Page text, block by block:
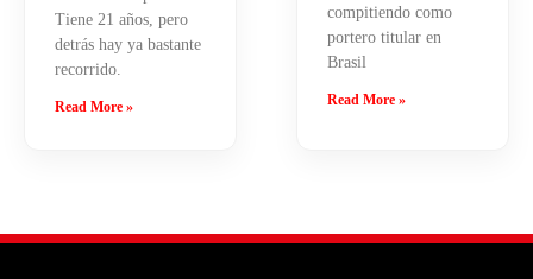
Tiene 21 años, pero
detrás hay ya bastante
recorrido.
Read More »
compitiendo como
portero titular en
Brasil
Read More »